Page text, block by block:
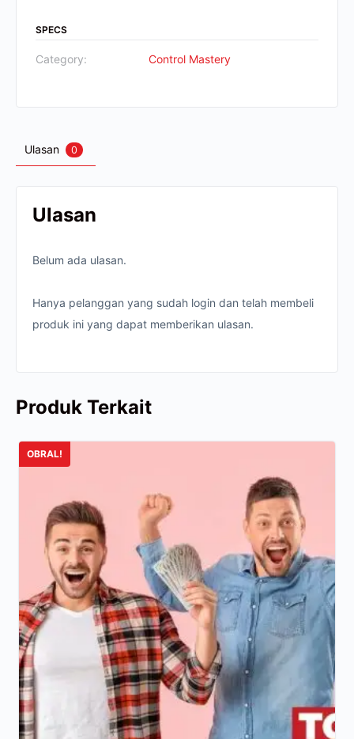
SPECS
Category: Control Mastery
Ulasan 0
Ulasan
Belum ada ulasan.
Hanya pelanggan yang sudah login dan telah membeli
produk ini yang dapat memberikan ulasan.
Produk Terkait
OBRAL!